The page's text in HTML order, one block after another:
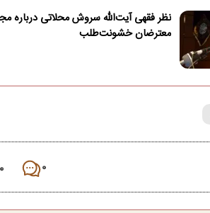
نظر فقهی آیت‌الله سروش محلاتی درباره
معترضان خشونت‌طلب
۰ ۰